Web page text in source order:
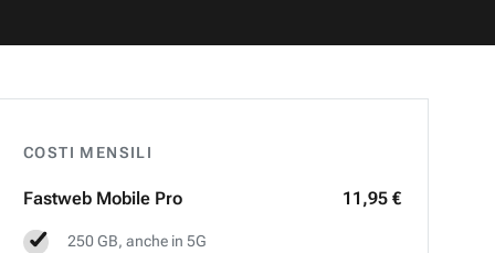
COSTI MENSILI
Fastweb Mobile Pro 11,95 €
250 GB, anche in 5G